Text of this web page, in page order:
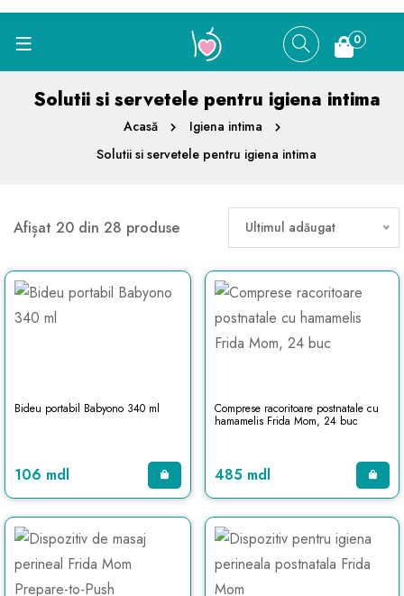
0
Solutii si servetele pentru igiena intima
Acasă
Igiena intima
Solutii si servetele pentru igiena intima
Afișat 20 din 28 produse Ultimul adăugat
Bideu portabil Babyono 340 ml
106 mdl
Comprese racoritoare postnatale cu
hamamelis Frida Mom, 24 buc
485 mdl